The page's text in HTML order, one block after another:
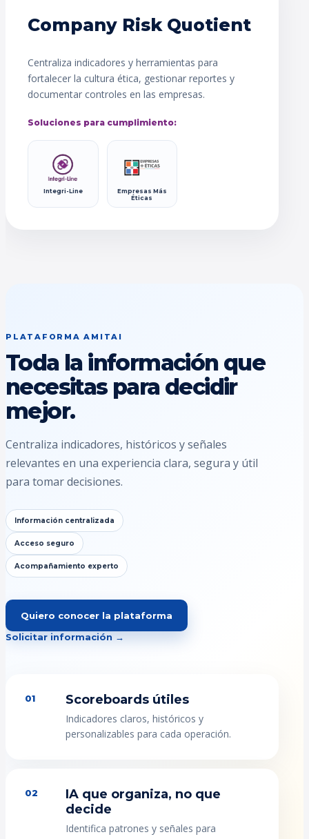
Company Risk Quotient
Centraliza indicadores y herramientas para
fortalecer la cultura ética, gestionar reportes y
documentar controles en las empresas.
Soluciones para cumplimiento:
Integri-Line
Empresas Más
Éticas
PLATAFORMA AMITAI
Toda la información que
necesitas para decidir
mejor.
Centraliza indicadores, históricos y señales
relevantes en una experiencia clara, segura y útil
para tomar decisiones.
Información centralizada
Acceso seguro
Acompañamiento experto
Quiero conocer la plataforma
Solicitar información →
01 Scoreboards útiles
Indicadores claros, históricos y
personalizables para cada operación.
02
IA que organiza, no que
decide
Identifica patrones y señales para